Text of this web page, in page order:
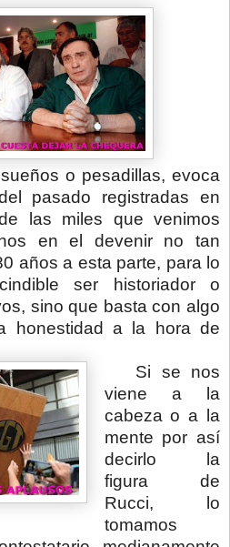
o pesadillas, evoca
pasado registradas en
las miles que venimos
en el devenir no tan
años a esta parte, para lo
ser historiador o
sino que basta con algo
honestidad a la hora de
Si se nos
viene a la
cabeza o a la
mente por así
decirlo la
figura de
Rucci, lo
tomamos